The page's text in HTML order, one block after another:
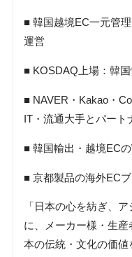
■ 韓国越境EC一元管
運営
■ KOSDAQ上場：韓
■ NAVER・Kakao・
IT・流通大手とパート
■ 韓国輸出・越境EC
■ 京都製品の海外EC
「日本の心を紡ぎ、
に、メーカー様・生
本の伝統・文化の価値